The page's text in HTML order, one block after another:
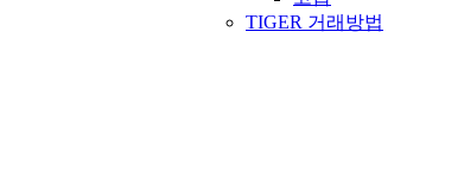
TIGER 거래방법